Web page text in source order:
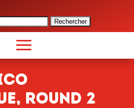
ROUND 2